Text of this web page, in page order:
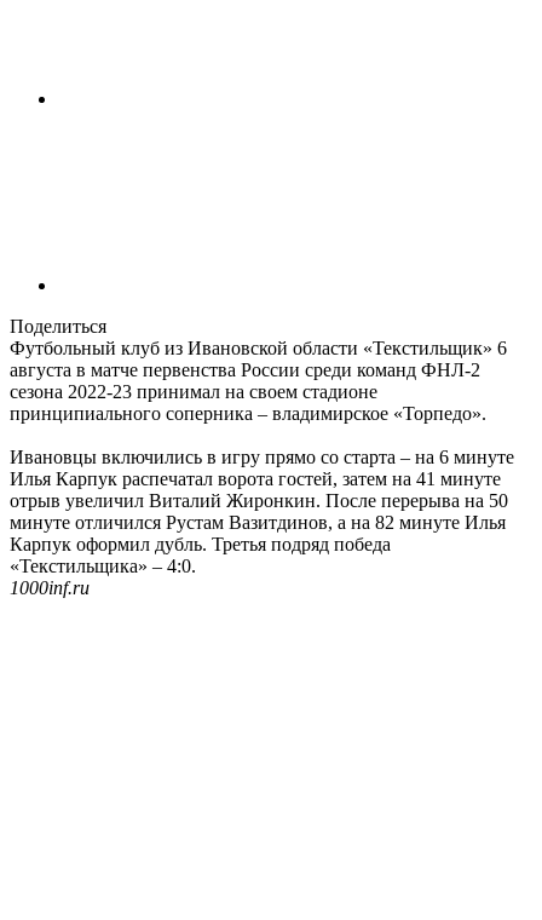
Поделиться
Футбольный клуб из Ивановской области «Текстильщик» 6
августа в матче первенства России среди команд ФНЛ-2
сезона 2022-23 принимал на своем стадионе
принципиального соперника – владимирское «Торпедо».
Ивановцы включились в игру прямо со старта – на 6 минуте
Илья Карпук распечатал ворота гостей, затем на 41 минуте
отрыв увеличил Виталий Жиронкин. После перерыва на 50
минуте отличился Рустам Вазитдинов, а на 82 минуте Илья
Карпук оформил дубль. Третья подряд победа
«Текстильщика» – 4:0.
1000inf.ru